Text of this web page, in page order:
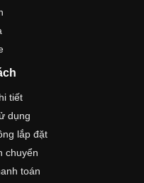
tiết
dụng
lắp đặt
chuyển
toán